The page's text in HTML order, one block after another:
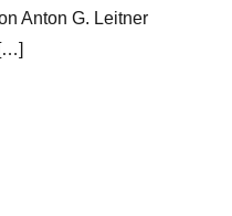
Anton G. Leitner